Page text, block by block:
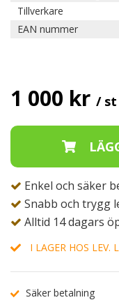
Tillverkare
EAN nummer
1 000 kr / st
Enkel och säker
Snabb och trygg
Alltid 14 dagars
I LAGER HOS LEV.
Säker betalning